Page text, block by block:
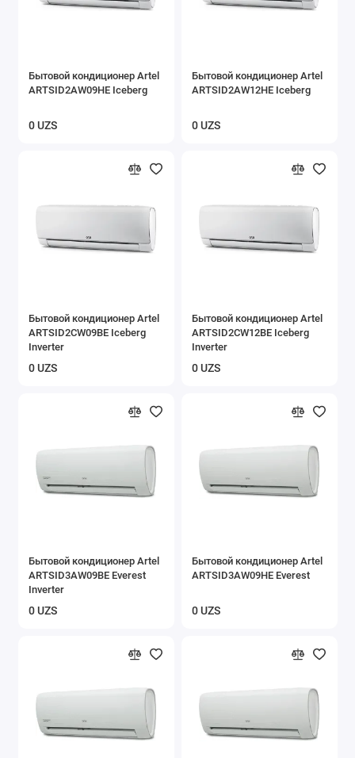
Бытовой кондиционер Artel
ARTSID2AW09HE Iceberg
0 UZS
Бытовой кондиционер Artel
ARTSID2AW12HE Iceberg
0 UZS
Бытовой кондиционер Artel
ARTSID2CW09BE Iceberg
Inverter
0 UZS
Бытовой кондиционер Artel
ARTSID2CW12BE Iceberg
Inverter
0 UZS
Бытовой кондиционер Artel
ARTSID3AW09BE Everest
Inverter
0 UZS
Бытовой кондиционер Artel
ARTSID3AW09HE Everest
0 UZS